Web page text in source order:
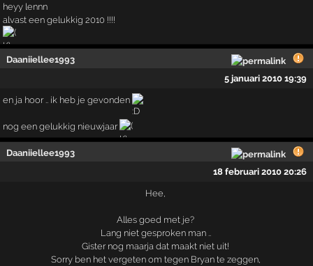
heyy lennn
alvast een gelukkig 2010 !!!!
Daaniiellee1993
5 januari 2010 19:39
en ja hoor .. ik heb je gevonden
nog een gelukkig nieuwjaar
Daaniiellee1993
18 februari 2010 20:26
Hee,
Alles goed met je?
Lang niet gesproken man ..
Gister nog maarja dat maakt niet uit!
Sorry ben het vergeten om tegen Bryan te zeggen,